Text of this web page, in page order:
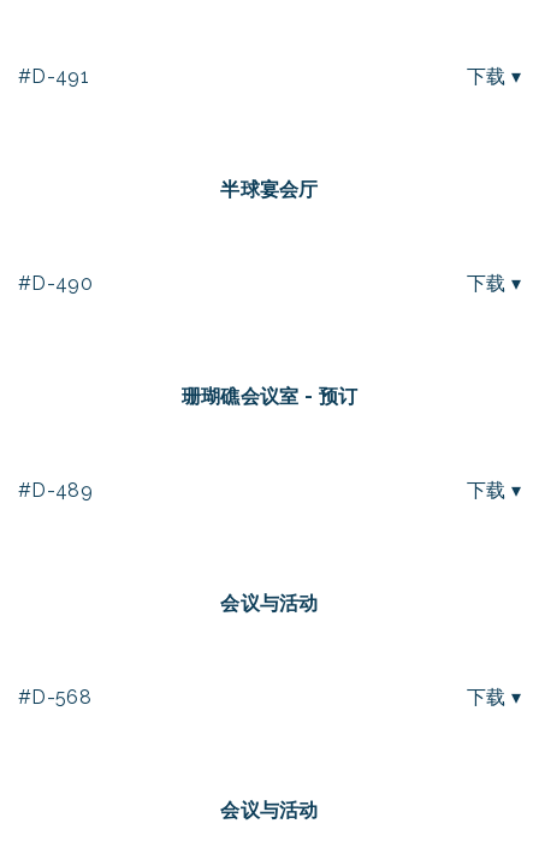
#D-491 下载 ▾
半球宴会厅
#D-490 下载 ▾
珊瑚礁会议室 - 预订
#D-489 下载 ▾
会议与活动
#D-568 下载 ▾
会议与活动